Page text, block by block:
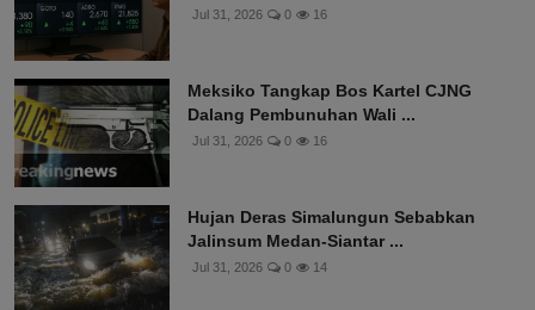
Jul 31, 2026 0 16
Meksiko Tangkap Bos Kartel CJNG
Dalang Pembunuhan Wali ...
Jul 31, 2026 0 16
Hujan Deras Simalungun Sebabkan
Jalinsum Medan-Siantar ...
Jul 31, 2026 0 14